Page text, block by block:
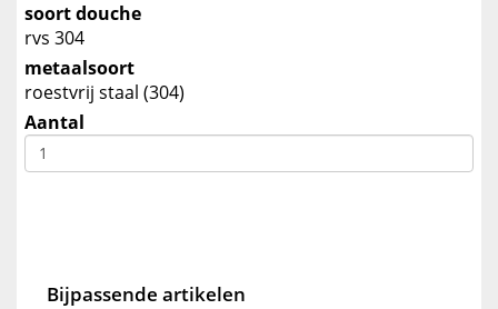
soort douche
rvs 304
metaalsoort
roestvrij staal (304)
Aantal
Bijpassende artikelen